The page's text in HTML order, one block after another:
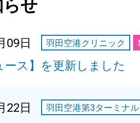
せ
09日 羽田空港クリニック
ース】を更新しました
22日 羽田空港第3ターミナ